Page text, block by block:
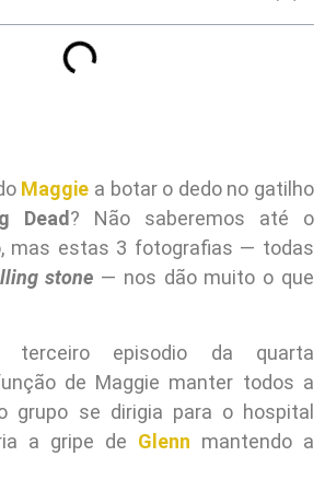
Maggie a botar o dedo no gatilho
Dead? Não saberemos até o
mas estas 3 fotografias — todas
stone — nos dão muito o que
terceiro episodio da quarta
de Maggie manter todos a
grupo se dirigia para o hospital
a gripe de Glenn mantendo a